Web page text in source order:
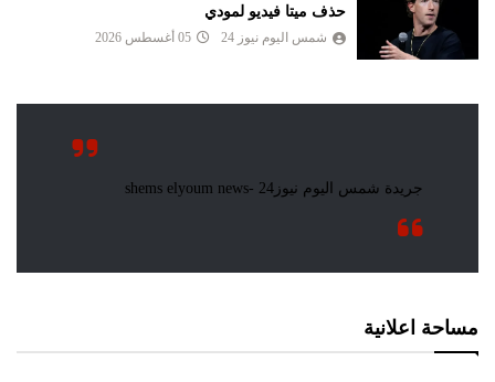
حذف ميتا فيديو لمودي
شمس اليوم نيوز 24 05 أغسطس 2026
مساحة اعلانية